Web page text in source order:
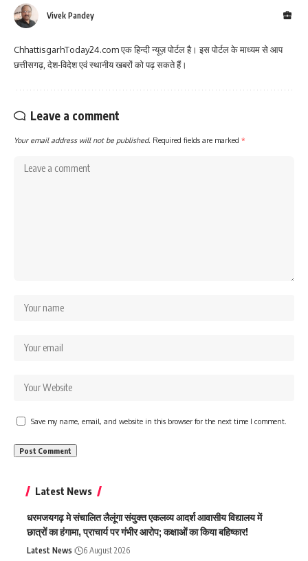
Vivek Pandey
ChhattisgarhToday24.com एक हिन्दी न्यूज़ पोर्टल है। इस पोर्टल के माध्यम से आप
छत्तीसगढ़, देश-विदेश एवं स्थानीय खबरों को पढ़ सकते हैं।
Leave a comment
Your email address will not be published. Required fields are marked *
Save my name, email, and website in this browser for the next time I comment.
Latest News
धरमजयगढ़ मे संचालित लैलूंगा संयुक्त एकलव्य आदर्श आवासीय विद्यालय में
छात्रों का हंगामा, प्राचार्य पर गंभीर आरोप; कक्षाओं का किया बहिष्कार!
Latest News 6 August 2026